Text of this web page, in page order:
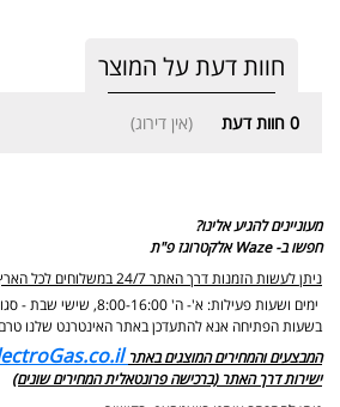
חוות דעת על המוצר
0 חוות דעת (אין דירוג)
מעוניינים להגיע אלינו?
חפשו ב- Waze אלקטרוגז פ"ת
ניתן לעשות הזמנות דרך האתר 24/7 במשלוחים לכל הארץ
ימים ושעות פעילות: א'- ה' 8:00-16:00, שישי שבת - סגור,
בשעות הפתיחה אנא להתעדכן באתר האינטרנט שלנו
המבצעים והמחירים המוצגים באתר
ישירות דרך האתר (ברכישה פרונטאלית המחירים שונים)